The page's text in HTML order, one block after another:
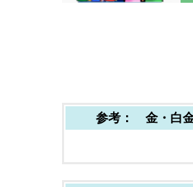
参考： 金・白